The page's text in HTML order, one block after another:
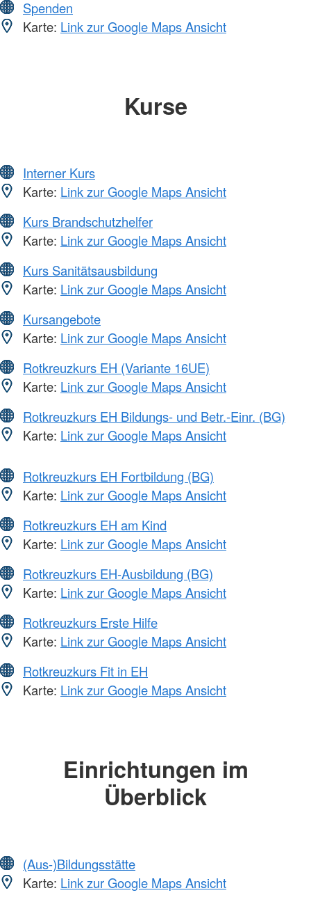
Spenden
Karte: Link zur Google Maps Ansicht
Kurse
Interner Kurs
Karte: Link zur Google Maps Ansicht
Kurs Brandschutzhelfer
Karte: Link zur Google Maps Ansicht
Kurs Sanitätsausbildung
Karte: Link zur Google Maps Ansicht
Kursangebote
Karte: Link zur Google Maps Ansicht
Rotkreuzkurs EH (Variante 16UE)
Karte: Link zur Google Maps Ansicht
Rotkreuzkurs EH Bildungs- und Betr.-Einr. (BG)
Karte: Link zur Google Maps Ansicht
Rotkreuzkurs EH Fortbildung (BG)
Karte: Link zur Google Maps Ansicht
Rotkreuzkurs EH am Kind
Karte: Link zur Google Maps Ansicht
Rotkreuzkurs EH-Ausbildung (BG)
Karte: Link zur Google Maps Ansicht
Rotkreuzkurs Erste Hilfe
Karte: Link zur Google Maps Ansicht
Rotkreuzkurs Fit in EH
Karte: Link zur Google Maps Ansicht
Einrichtungen im
Überblick
(Aus-)Bildungsstätte
Karte: Link zur Google Maps Ansicht